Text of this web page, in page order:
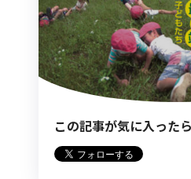
この記事が気に入った